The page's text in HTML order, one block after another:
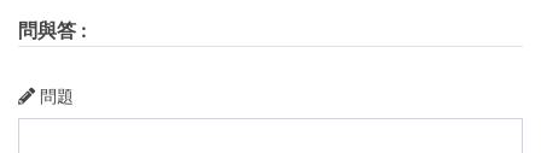
問與答 :
問題